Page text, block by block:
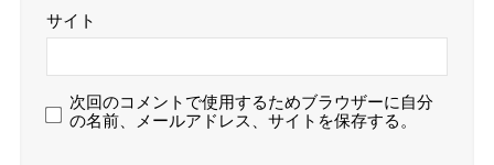
サイト
次回のコメントで使用するためブラウザーに自分
の名前、メールアドレス、サイトを保存する。